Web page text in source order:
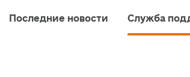
Последние новости Служба